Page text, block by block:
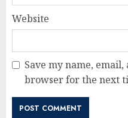
Website
Save my name,
browser for the next